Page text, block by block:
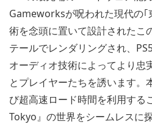
Gameworksが呪われた現代の｢
術を念頭に置いて設計されたこ
テールでレンダリングされ、
オーディオ技術によってより忠
とプレイヤーたちを誘います。
び超高速ロード時間を利用す
Tokyo』の世界をシームレスに